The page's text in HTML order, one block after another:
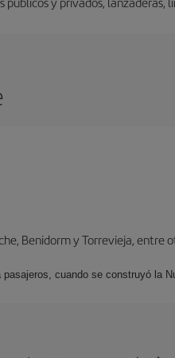
Benidorm y Torrevieja, entre
cuando se construyó la